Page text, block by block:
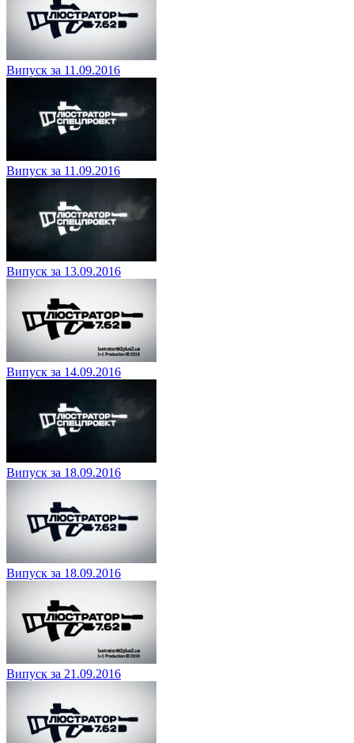
Випуск за 11.09.2016
Випуск за 11.09.2016
Випуск за 13.09.2016
Випуск за 14.09.2016
Випуск за 18.09.2016
Випуск за 18.09.2016
Випуск за 21.09.2016